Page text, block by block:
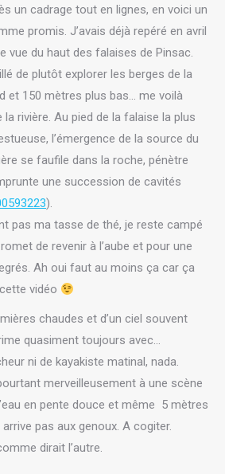
un cadrage tout en lignes, en voici un
promis. J’avais déjà repéré en avril
vue du haut des falaises de Pinsac.
de plutôt explorer les berges de la
et 150 mètres plus bas… me voilà
rivière. Au pied de la falaise la plus
l’émergence de la source du
se faufile dans la roche, pénètre
une succession de cavités
).
pas ma tasse de thé, je reste campé
de revenir à l’aube et pour une
Ah oui faut au moins ça car ça
vidéo
chaudes et d’un ciel souvent
quasiment toujours avec…
ni de kayakiste matinal, nada.
merveilleusement à une scène
en pente douce et même 5 mètres
pas aux genoux. A cogiter.
dirait l’autre.